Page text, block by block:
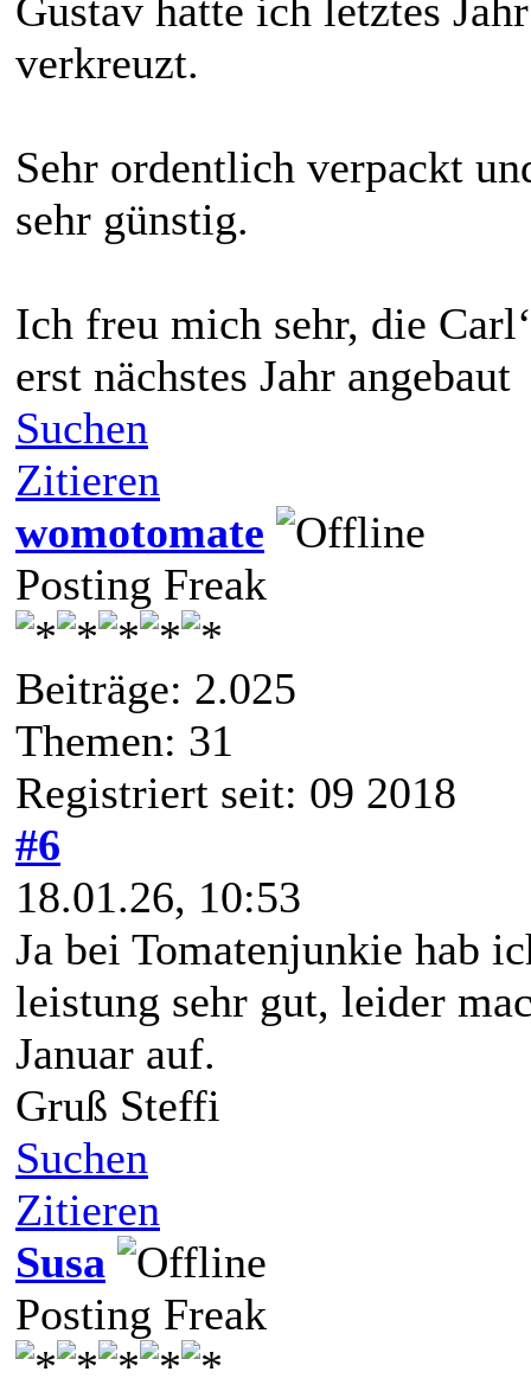
Gustav hatte ich letztes
verkreuzt.
Sehr ordentlich verpackt
sehr günstig.
Ich freu mich sehr, die
erst nächstes Jahr angebaut
Suchen
Zitieren
womotomate
Posting Freak
Beiträge: 2.025
Themen: 31
Registriert seit: 09 2018
#6
18.01.26, 10:53
Ja bei Tomatenjunkie hab
leistung sehr gut, leider
Januar auf.
Gruß Steffi
Suchen
Zitieren
Susa
Posting Freak